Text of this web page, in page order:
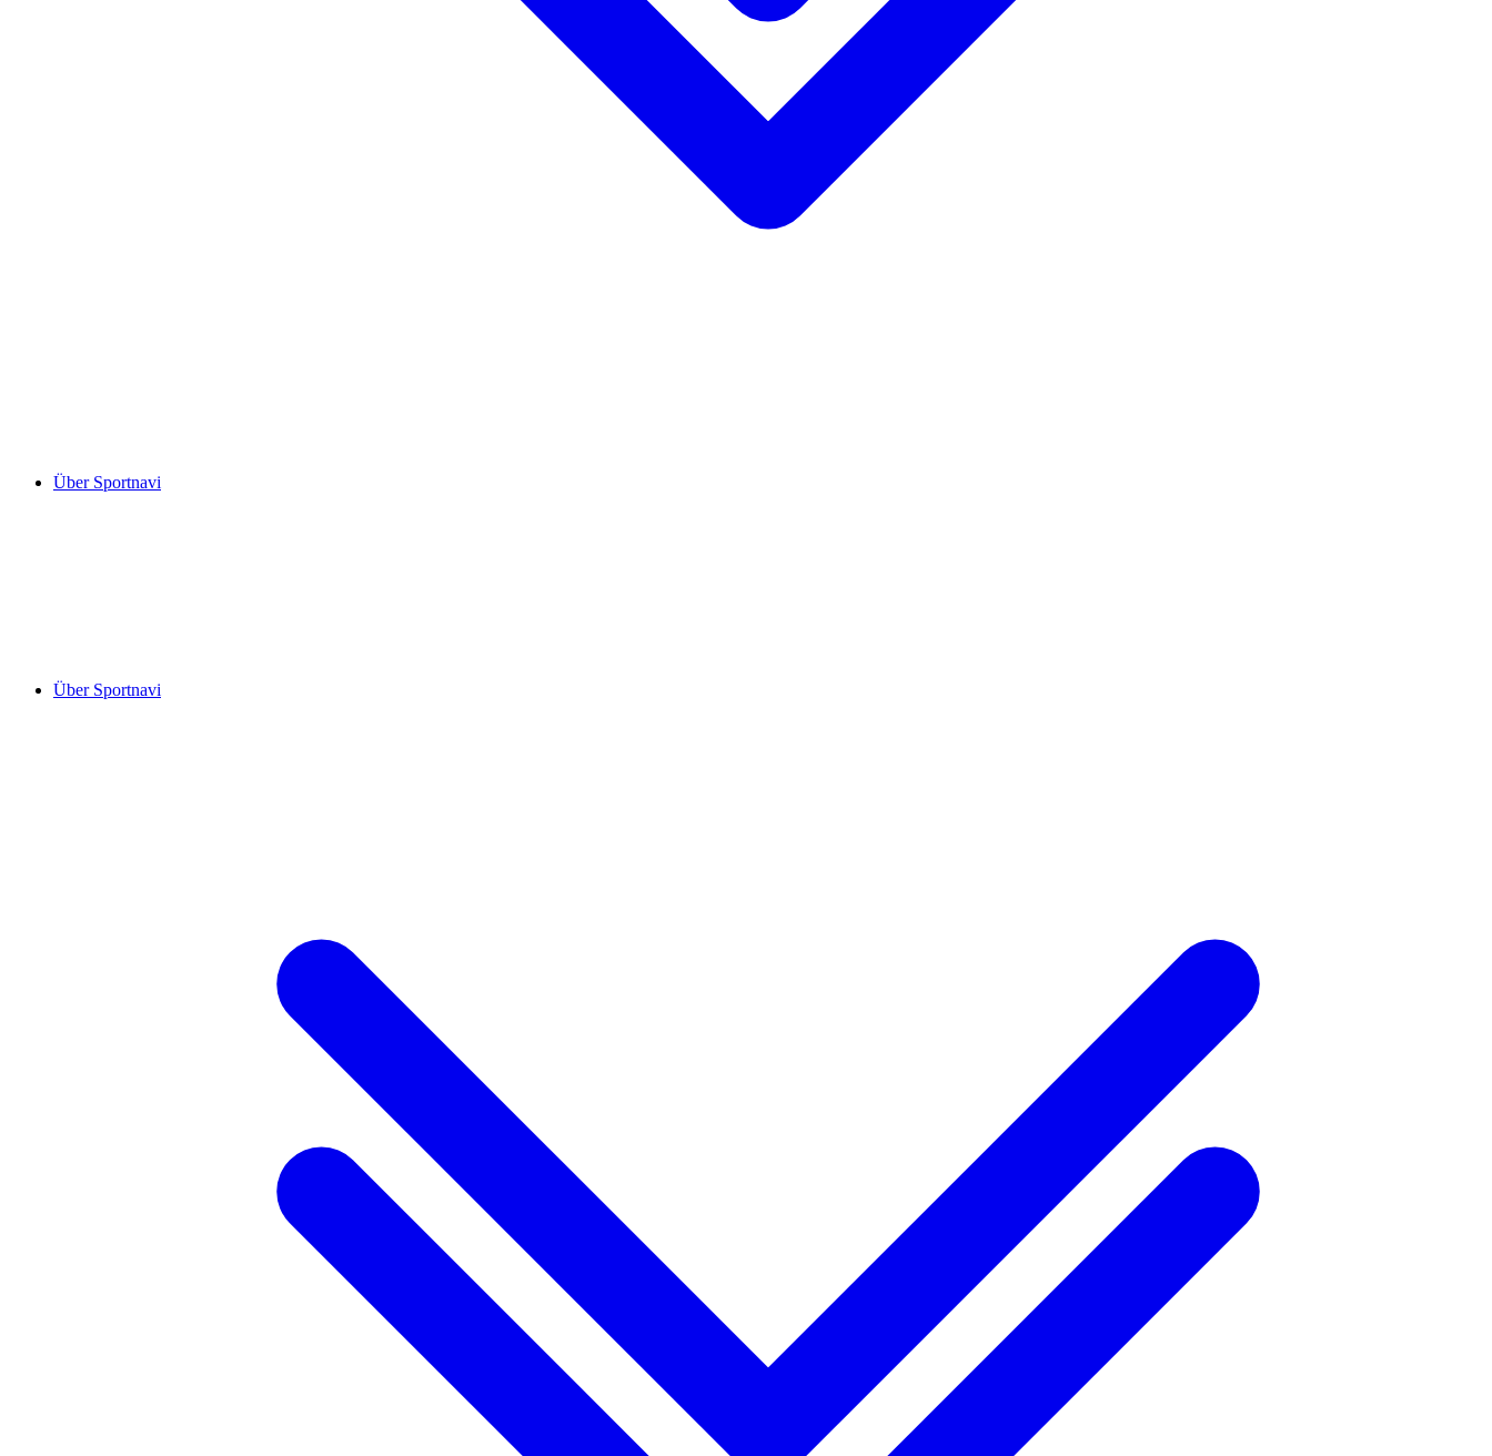
Über Sportnavi
Über Sportnavi